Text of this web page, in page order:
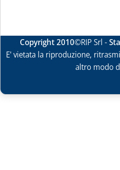
Copyright 2010©RIP Srl -
E' vietata la riproduzione,
altro modo